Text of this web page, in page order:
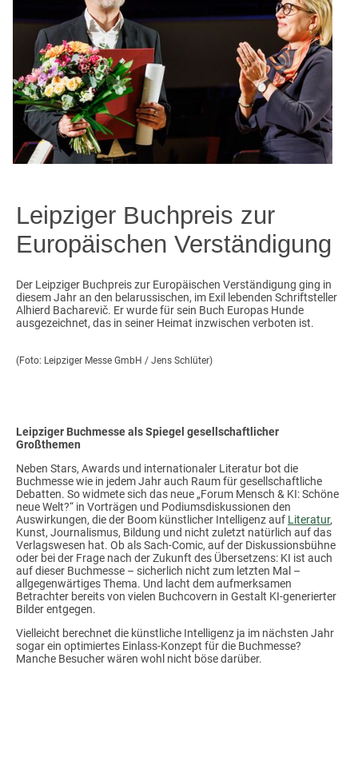
Leipziger Buchpreis zur
Europäischen Verständigung
Der Leipziger Buchpreis zur Europäischen Verständigung ging in
diesem Jahr an den belarussischen, im Exil lebenden Schriftsteller
Alhierd Bacharevič. Er wurde für sein Buch Europas Hunde
ausgezeichnet, das in seiner Heimat inzwischen verboten ist.
(Foto: Leipziger Messe GmbH / Jens Schlüter)
Leipziger Buchmesse als Spiegel gesellschaftlicher
Großthemen
Neben Stars, Awards und internationaler Literatur bot die
Buchmesse wie in jedem Jahr auch Raum für gesellschaftliche
Debatten. So widmete sich das neue „Forum Mensch & KI: Schöne
neue Welt?“ in Vorträgen und Podiumsdiskussionen den
Auswirkungen, die der Boom künstlicher Intelligenz auf Literatur,
Kunst, Journalismus, Bildung und nicht zuletzt natürlich auf das
Verlagswesen hat. Ob als Sach-Comic, auf der Diskussionsbühne
oder bei der Frage nach der Zukunft des Übersetzens: KI ist auch
auf dieser Buchmesse – sicherlich nicht zum letzten Mal –
allgegenwärtiges Thema. Und lacht dem aufmerksamen
Betrachter bereits von vielen Buchcovern in Gestalt KI-generierter
Bilder entgegen.
Vielleicht berechnet die künstliche Intelligenz ja im nächsten Jahr
sogar ein optimiertes Einlass-Konzept für die Buchmesse?
Manche Besucher wären wohl nicht böse darüber.